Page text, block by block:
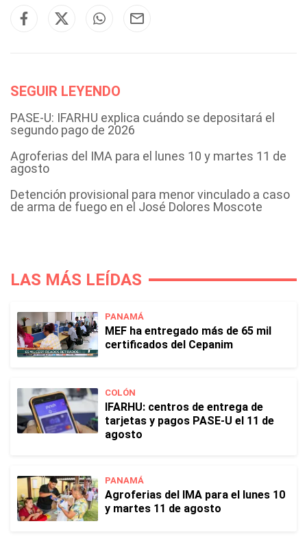
SEGUIR LEYENDO
PASE-U: IFARHU explica cuándo se depositará el
segundo pago de 2026
Agroferias del IMA para el lunes 10 y martes 11 de
agosto
Detención provisional para menor vinculado a caso
de arma de fuego en el José Dolores Moscote
LAS MÁS LEÍDAS
PANAMÁ
MEF ha entregado más de 65 mil
certificados del Cepanim
COLÓN
IFARHU: centros de entrega de
tarjetas y pagos PASE-U el 11 de
agosto
PANAMÁ
Agroferias del IMA para el lunes 10
y martes 11 de agosto